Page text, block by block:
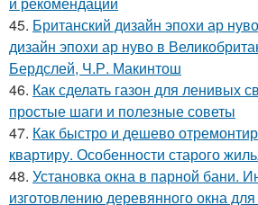
45. Британский дизайн эпохи ар
дизайн эпохи ар нуво в
Бердслей, Ч.Р. Макинтош
46. Как сделать газон для ленивых
простые шаги и полезные советы
47. Как быстро и дешево
квартиру. Особенности старого
48. Установка окна в парной бани.
изготовлению деревянного окна